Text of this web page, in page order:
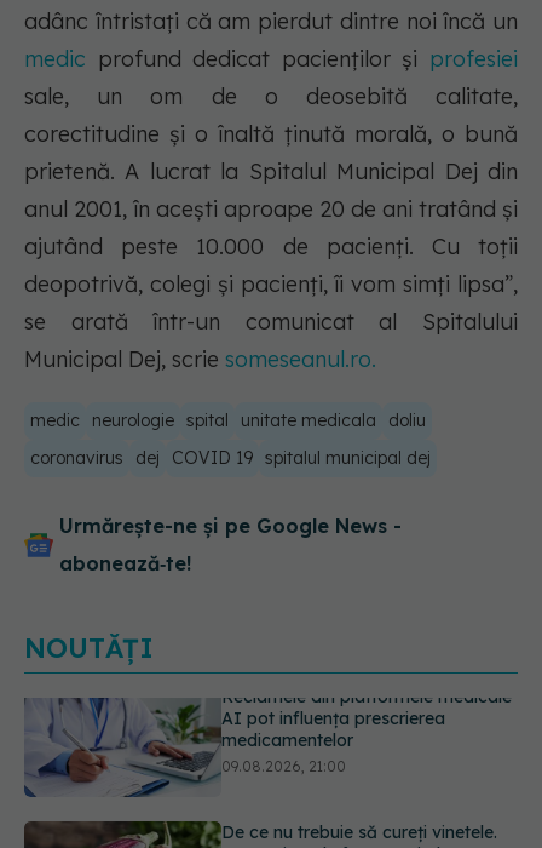
adânc întristați că am pierdut dintre noi încă un
medic profund dedicat pacienților și profesiei
sale, un om de o deosebită calitate,
corectitudine și o înaltă ținută morală, o bună
prietenă. A lucrat la Spitalul Municipal Dej din
anul 2001, în acești aproape 20 de ani tratând și
ajutând peste 10.000 de pacienți. Cu toții
deopotrivă, colegi și pacienți, îi vom simți lipsa”,
se arată într-un comunicat al Spitalului
Municipal Dej, scrie someseanul.ro.
medic neurologie spital unitate medicala
doliu
coronavirus
dej COVID 19 spitalul municipal dej
Urmărește-ne și pe Google News -
abonează‑te!
NOUTĂȚI
De ce nu trebuie să cureți vinetele.